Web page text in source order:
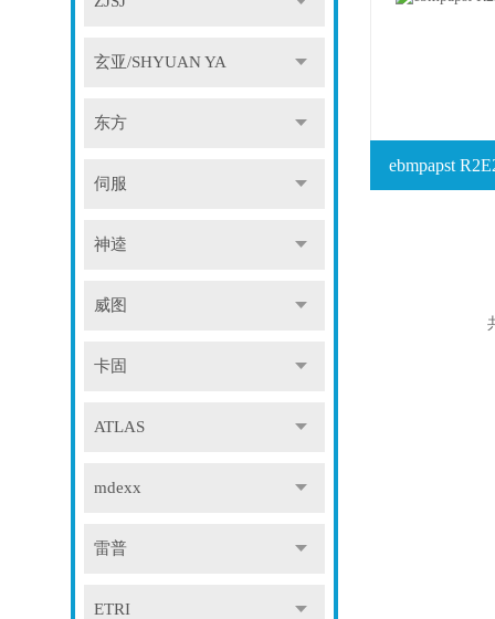
玄亚/SHYUAN YA
东方
伺服
神逵
威图
卡固
ATLAS
mdexx
雷普
ETRI
ebmpapst